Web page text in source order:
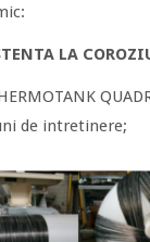
LA
de intretinere;